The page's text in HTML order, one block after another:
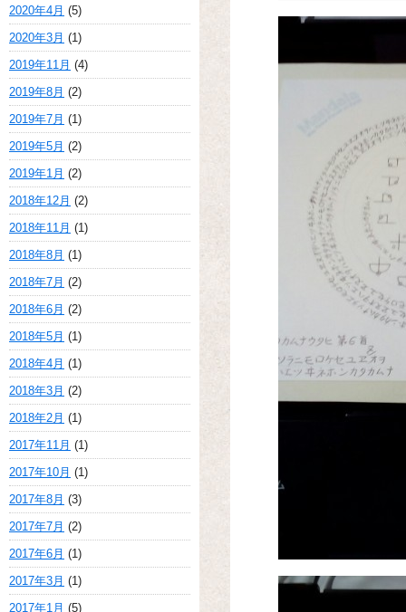
2020年4月 (5)
2020年3月 (1)
2019年11月 (4)
2019年8月 (2)
2019年7月 (1)
2019年5月 (2)
2019年1月 (2)
2018年12月 (2)
2018年11月 (1)
2018年8月 (1)
2018年7月 (2)
2018年6月 (2)
2018年5月 (1)
2018年4月 (1)
2018年3月 (2)
2018年2月 (1)
2017年11月 (1)
2017年10月 (1)
2017年8月 (3)
2017年7月 (2)
2017年6月 (1)
2017年3月 (1)
2017年1月 (5)